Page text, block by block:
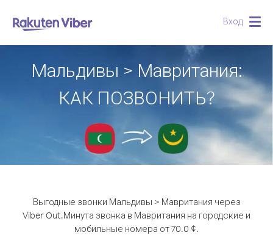
Вход
Мальдивы > Мавритания:
КАК ПОЗВОНИТЬ?
Выгодные звонки Мальдивы > Мавритания через
Viber Out.Минута звонка в Мавритания на городские и
мобильные номера от 70.0 ¢.